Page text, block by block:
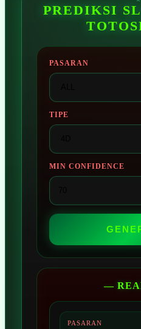
PREDIKSI
PASARAN
TIPE
MIN CONFIDENCE
—
PASARAN